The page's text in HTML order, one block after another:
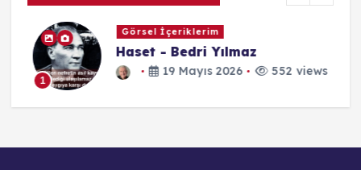
1
Görsel İçeriklerim
Haset - Bedri Yılmaz
19 Mayıs 2026 552 views